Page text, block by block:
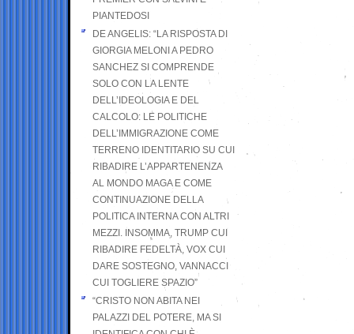
PIANTEDOSI
DE ANGELIS: “LA RISPOSTA DI
GIORGIA MELONI A PEDRO
SANCHEZ SI COMPRENDE
SOLO CON LA LENTE
DELL’IDEOLOGIA E DEL
CALCOLO: LE POLITICHE
DELL’IMMIGRAZIONE COME
TERRENO IDENTITARIO SU CUI
RIBADIRE L’APPARTENENZA
AL MONDO MAGA E COME
CONTINUAZIONE DELLA
POLITICA INTERNA CON ALTRI
MEZZI. INSOMMA, TRUMP CUI
RIBADIRE FEDELTÀ, VOX CUI
DARE SOSTEGNO, VANNACCI
CUI TOGLIERE SPAZIO”
“CRISTO NON ABITA NEI
PALAZZI DEL POTERE, MA SI